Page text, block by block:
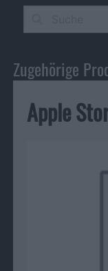
Zugehörige
Apple